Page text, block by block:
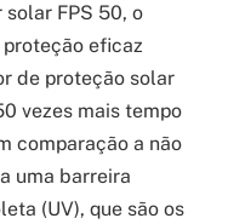
FPS 50, o
eficaz
de proteção solar
vezes mais tempo
comparação a não
uma barreira
(UV), que são os